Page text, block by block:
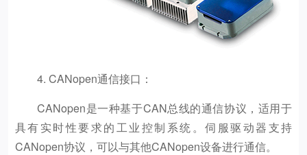
4. CANopen通信接口：
CANopen是一种基于CAN总线的通信协议，适用于
具有实时性要求的工业控制系统。伺服驱动器支持
CANopen协议，可以与其他CANopen设备进行通信。